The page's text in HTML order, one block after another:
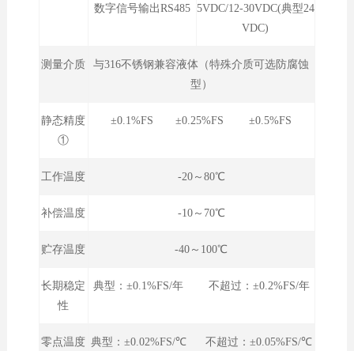
数字信号输出RS485 5VDC/12-30VDC(典型24
VDC)
测量介质
与316不锈钢兼容液体（特殊介质可选防腐蚀
型）
静态精度
①
±0.1%FS ±0.25%FS ±0.5%FS
工作温度 -20～80℃
补偿温度 -10～70℃
贮存温度 -40～100℃
长期稳定
性
典型：±0.1%FS/年 不超过：±0.2%FS/年
零点温度 典型：±0.02%FS/℃ 不超过：±0.05%FS/℃